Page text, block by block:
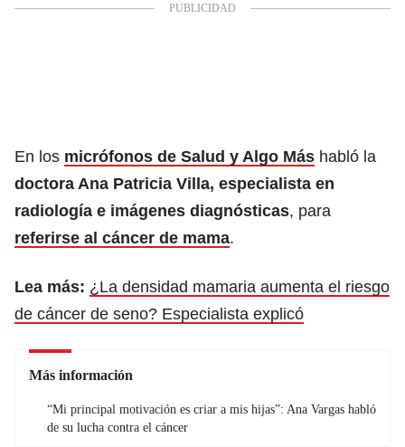
En los micrófonos de Salud y Algo Más habló la
doctora Ana Patricia Villa, especialista en
radiología e imágenes diagnósticas, para
referirse al cáncer de mama.
Lea más: ¿La densidad mamaria aumenta el riesgo
de cáncer de seno? Especialista explicó
Más información
“Mi principal motivación es criar a mis hijas”: Ana Vargas habló
de su lucha contra el cáncer